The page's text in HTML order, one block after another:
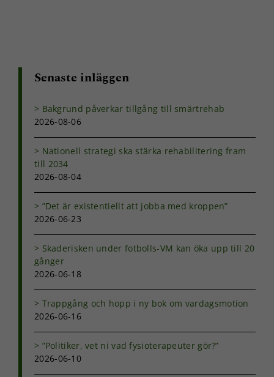
Senaste inläggen
Bakgrund påverkar tillgång till smärtrehab
2026-08-06
Nationell strategi ska stärka rehabilitering fram
till 2034
2026-08-04
”Det är existentiellt att jobba med kroppen”
2026-06-23
Skaderisken under fotbolls-VM kan öka upp till 20
gånger
2026-06-18
Trappgång och hopp i ny bok om vardagsmotion
2026-06-16
”Politiker, vet ni vad fysioterapeuter gör?”
2026-06-10